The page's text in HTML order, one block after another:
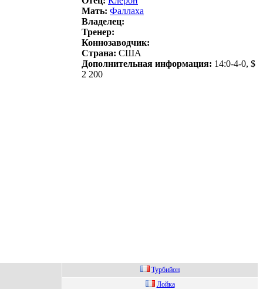
Мать: Фaллaхa
Владелец:
Тренер:
Коннозаводчик:
Страна: США
Дополнительная информация: 14:0-4-0, $
2 200
Туpбийон
Лойка